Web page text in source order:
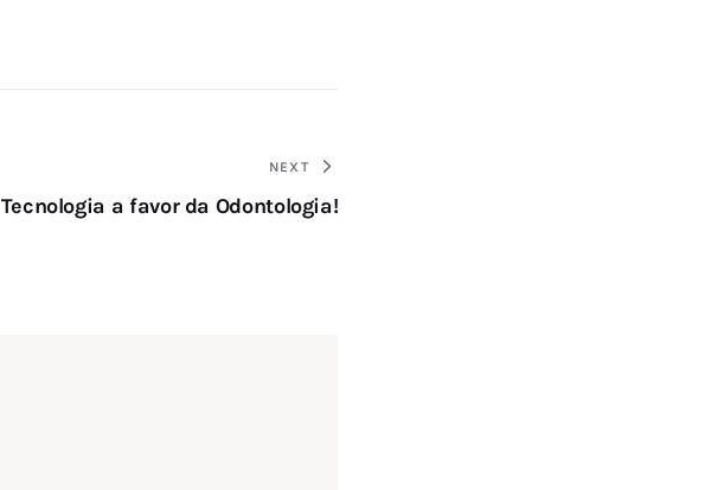
NEXT
Tecnologia a favor da Odontologia!